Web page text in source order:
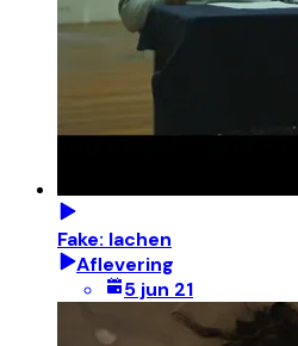
Fake: lachen
Aflevering
5 jun 21